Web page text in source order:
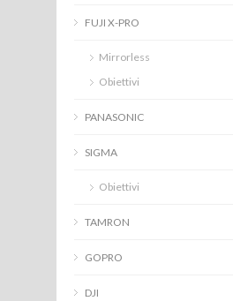
FUJI X-PRO
Mirrorless
Obiettivi
PANASONIC
SIGMA
Obiettivi
TAMRON
GOPRO
DJI